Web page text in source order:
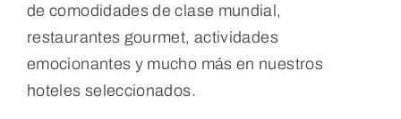
de comodidades de clase mundial,
restaurantes gourmet, actividades
emocionantes y mucho más en nuestros
hoteles seleccionados.